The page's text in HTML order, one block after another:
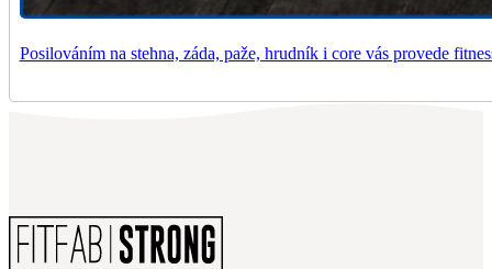
Posilováním na stehna, záda, paže, hrudník i core vás provede